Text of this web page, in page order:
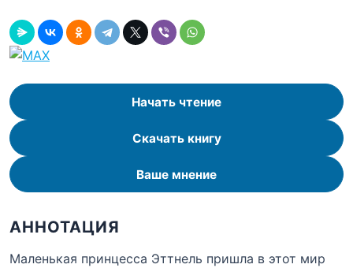
Начать чтение
Скачать книгу
Ваше мнение
АННОТАЦИЯ
Маленькая принцесса Эттнель пришла в этот мир